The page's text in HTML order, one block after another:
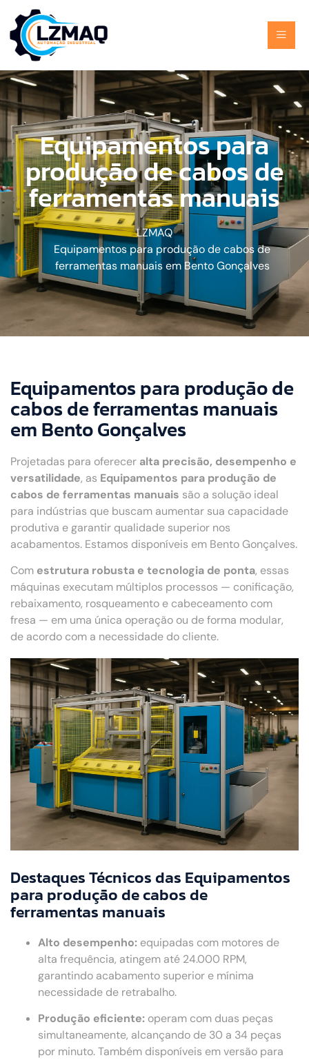
Equipamentos para
produção de cabos de
ferramentas manuais
LZMAQ
Equipamentos para produção de cabos de
ferramentas manuais em Bento Gonçalves
Equipamentos para produção de
cabos de ferramentas manuais
em Bento Gonçalves
Projetadas para oferecer alta precisão, desempenho e
versatilidade, as Equipamentos para produção de
cabos de ferramentas manuais são a solução ideal
para indústrias que buscam aumentar sua capacidade
produtiva e garantir qualidade superior nos
acabamentos. Estamos disponíveis em Bento Gonçalves.
Com estrutura robusta e tecnologia de ponta, essas
máquinas executam múltiplos processos — conificação,
rebaixamento, rosqueamento e cabeceamento com
fresa — em uma única operação ou de forma modular,
de acordo com a necessidade do cliente.
Destaques Técnicos das Equipamentos
para produção de cabos de
ferramentas manuais
Alto desempenho: equipadas com motores de
alta frequência, atingem até 24.000 RPM,
garantindo acabamento superior e mínima
necessidade de retrabalho.
Produção eficiente: operam com duas peças
simultaneamente, alcançando de 30 a 34 peças
por minuto. Também disponíveis em versão para